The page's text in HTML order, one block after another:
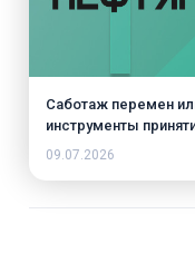
Саботаж перемен
инструменты
09.07.2026